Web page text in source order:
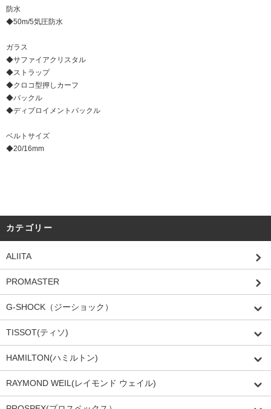
防水
◆50m/5気圧防水
ガラス
◆サファイアクリスタル
◆ストラップ
◆クロコ型押しカーフ
◆バックル
◆ディプロイメントバックル
ベルトサイズ
◆20/16mm
カテゴリー
ALIITA
PROMASTER
G-SHOCK（ジーショック）
TISSOT(ティソ)
HAMILTON(ハミルトン)
RAYMOND WEIL(レイモンド ウェイル)